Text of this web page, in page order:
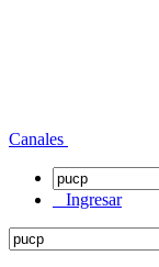
Canales
Ingresar